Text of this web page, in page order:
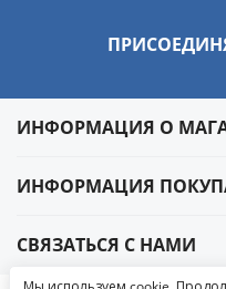
ИНФОРМАЦИЯ О
ИНФОРМАЦИЯ
СВЯЗАТЬСЯ С НАМИ